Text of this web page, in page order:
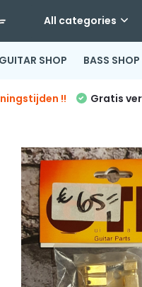
All categories
GUITAR SHOP BASS SHOP
!! Gratis